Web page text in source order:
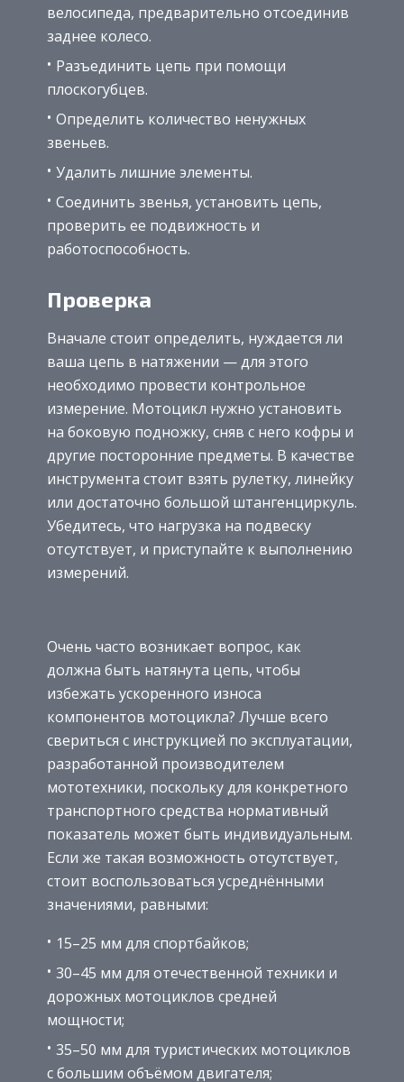
велосипеда, предварительно отсоединив
заднее колесо.
Разъединить цепь при помощи
плоскогубцев.
Определить количество ненужных
звеньев.
Удалить лишние элементы.
Соединить звенья, установить цепь,
проверить ее подвижность и
работоспособность.
Проверка
Вначале стоит определить, нуждается ли
ваша цепь в натяжении — для этого
необходимо провести контрольное
измерение. Мотоцикл нужно установить
на боковую подножку, сняв с него кофры и
другие посторонние предметы. В качестве
инструмента стоит взять рулетку, линейку
или достаточно большой штангенциркуль.
Убедитесь, что нагрузка на подвеску
отсутствует, и приступайте к выполнению
измерений.
Очень часто возникает вопрос, как
должна быть натянута цепь, чтобы
избежать ускоренного износа
компонентов мотоцикла? Лучше всего
свериться с инструкцией по эксплуатации,
разработанной производителем
мототехники, поскольку для конкретного
транспортного средства нормативный
показатель может быть индивидуальным.
Если же такая возможность отсутствует,
стоит воспользоваться усреднёнными
значениями, равными:
15–25 мм для спортбайков;
30–45 мм для отечественной техники и
дорожных мотоциклов средней
мощности;
35–50 мм для туристических мотоциклов
с большим объёмом двигателя;